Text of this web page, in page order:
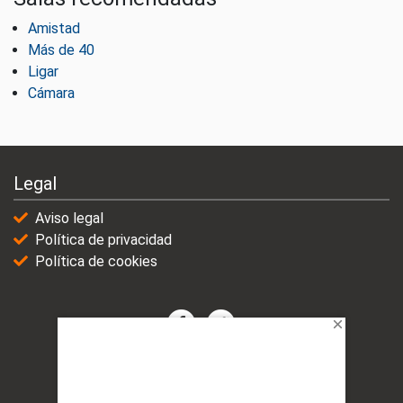
Amistad
Más de 40
Ligar
Cámara
Legal
Aviso legal
Política de privacidad
Política de cookies